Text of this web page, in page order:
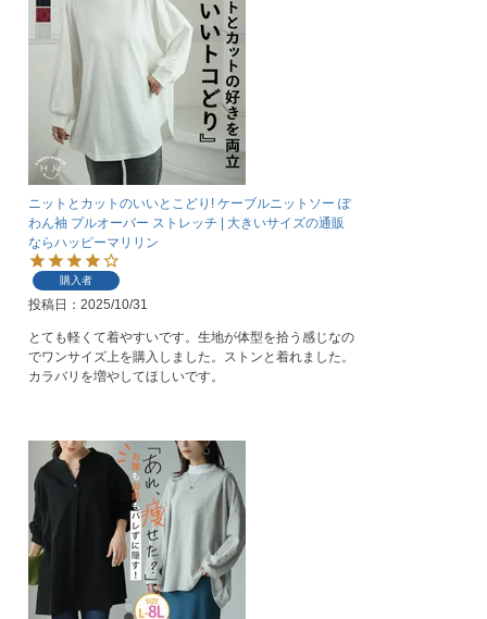
ニットとカットのいいとこどり! ケーブルニットソー ぽ
わん袖 プルオーバー ストレッチ | 大きいサイズの通販
ならハッピーマリリン
購入者
投稿日 2025/10/31
とても軽くて着やすいです。生地が体型を拾う感じなの
でワンサイズ上を購入しました。ストンと着れました。
カラバリを増やしてほしいです。